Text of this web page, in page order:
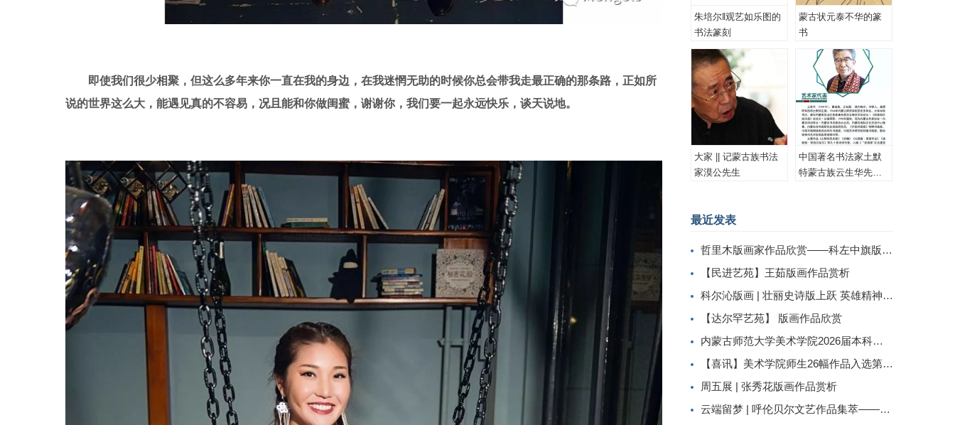
即使我们很少相聚，但这么多年来你一直在我的身边，在我迷惘无助的时候你总会带我走最正确的那条路，正如所
说的世界这么大，能遇见真的不容易，况且能和你做闺蜜，谢谢你，我们要一起永远快乐，谈天说地。
朱培尔‖观艺如乐图的
书法篆刻
蒙古状元泰不华的篆
书
大家 || 记蒙古族书法
家漠公先生
中国著名书法家土默
特蒙古族云生华先生
最近发表
哲里木版画家作品欣赏——科左中旗版画家李忠斌作品赏析
【民进艺苑】王茹版画作品赏析
科尔沁版画 | 壮丽史诗版上跃 英雄精神画中传
【达尔罕艺苑】 版画作品欣赏
内蒙古师范大学美术学院2026届本科生毕业作品展美术学专业（版画方向）
【喜讯】美术学院师生26幅作品入选第二届内蒙古自治区小版画暨藏书票展
周五展 | 张秀花版画作品赏析
云端留梦 | 呼伦贝尔文艺作品集萃——姜识民版画选登